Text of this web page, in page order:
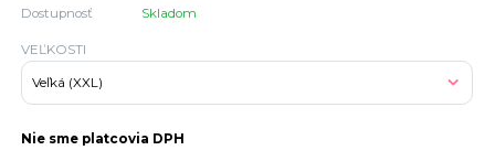
Dostupnosť Skladom
VEĽKOSTI
Nie sme platcovia DPH